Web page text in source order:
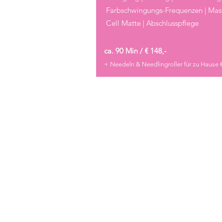
Farbschwingungs-Frequenzen |
Cell Matte | Abschlusspflege
ca. 90 Min / € 148,-
+ Needeln & Needlingroller für zu Hause